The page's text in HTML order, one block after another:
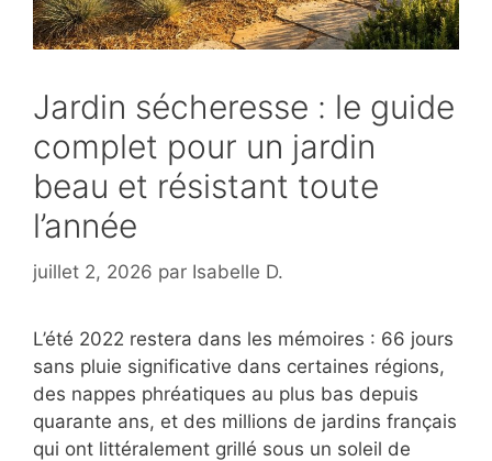
Jardin sécheresse : le guide
complet pour un jardin
beau et résistant toute
l’année
juillet 2, 2026 par Isabelle D.
L’été 2022 restera dans les mémoires : 66 jours
sans pluie significative dans certaines régions,
des nappes phréatiques au plus bas depuis
quarante ans, et des millions de jardins français
qui ont littéralement grillé sous un soleil de